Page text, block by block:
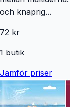
och knaprig...
72 kr
1 butik
Jämför priser